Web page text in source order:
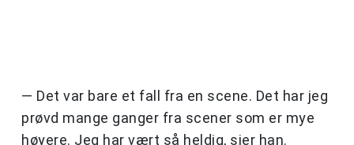
— Det var bare et fall fra en scene. Det har jeg
prøvd mange ganger fra scener som er mye
høyere. Jeg har vært så heldig, sier han.